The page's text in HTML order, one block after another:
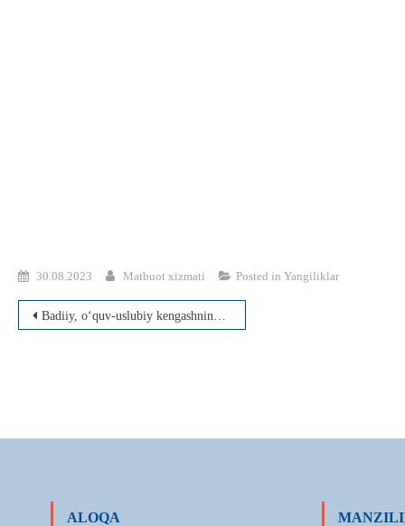
30.08.2023 Matbuot xizmati Posted in Yangiliklar
Post
Badiiy, o‘quv-uslubiy kengashning yangi o‘quv yiliga bag‘ishlangan yig‘ilishi bo‘lib o‘tdi
ALOQA